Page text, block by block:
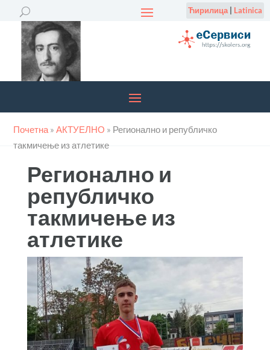
Ћирилица| Latinica
Почетна »АКТУЕЛНО » Регионално и републичко
такмичење из атлетике
Регионално и
републичко
такмичење из
атлетике